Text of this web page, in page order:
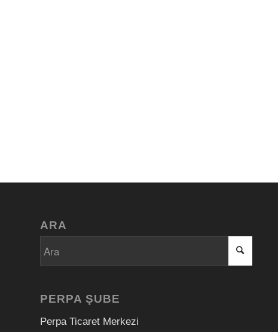
ARA
PERPA ŞUBE
Perpa Ticaret Merkezi